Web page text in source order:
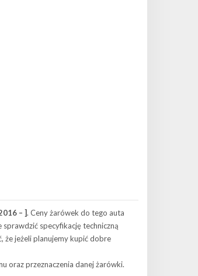
– ]. Ceny żarówek do tego auta
sprawdzić specyfikację techniczną
że jeżeli planujemy kupić dobre
oraz przeznaczenia danej żarówki.